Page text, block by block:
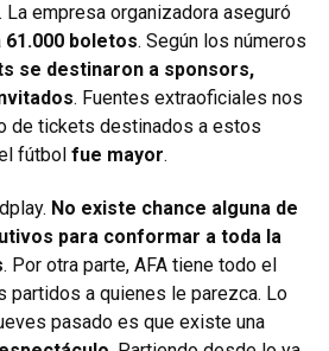
. La empresa organizadora aseguró
61.000 boletos. Según los números
se destinaron a sponsors,
. Fuentes extraoficiales nos
de tickets destinados a estos
fútbol fue mayor.
No existe chance alguna de
para conformar a toda la
. Por otra parte, AFA tiene todo el
partidos a quienes le parezca. Lo
pasado es que existe una